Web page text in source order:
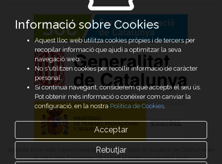
Aquesta acció està subvencionada pel Servei Públic d’Ocupació de Catalunya en
el marc dels Programes de suport al desenvolupament local
Informació sobre Cookies
Aquest lloc web utilitza cookies pròpies i de tercers per
recopilar informació que ajudi a optimitzar la seva
navegació web.
No s'utilitzen cookies per recollir informació de caràcter
personal.
Si continua navegant, considerem que accepta el seu ús.
Pot obtenir més informació o conèixer com canviar la
configuració, en la nostra Política de Cookies.
Acceptar
Rebutjar